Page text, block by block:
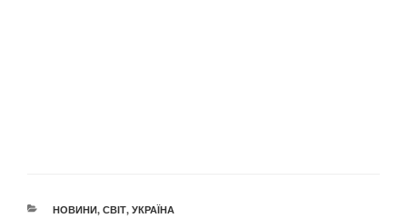
КАТЕГОРІЇ
НОВИНИ, СВІТ, УКРАЇНА